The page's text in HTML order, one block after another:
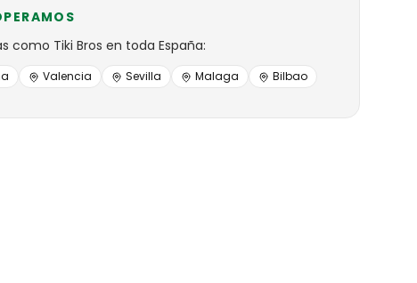
como Tiki Bros en toda España:
Valencia Sevilla Malaga Bilbao